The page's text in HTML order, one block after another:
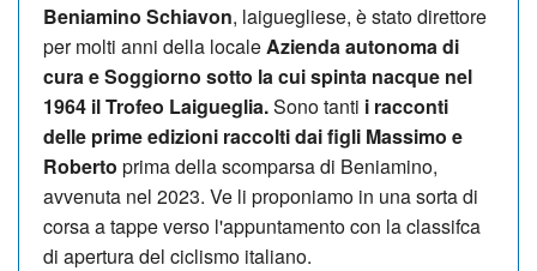
Beniamino Schiavon, laiguegliese, è stato direttore
per molti anni della localeAzienda autonoma di
cura e Soggiorno sotto la cui spinta nacque nel
1964 il Trofeo Laigueglia.Sono tanti i racconti
delle prime edizioni raccolti dai figli Massimo e
Roberto prima della scomparsa di Beniamino,
avvenuta nel 2023. Ve li proponiamo in una sorta di
corsa a tappe verso l'appuntamento con la classifca
di apertura del ciclismo italiano.